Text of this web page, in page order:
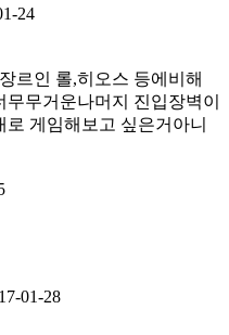
24
르인 롤,히오스 등에비해
무거운나머지 진입장벽이
게임해보고 싶은거아니
01-28